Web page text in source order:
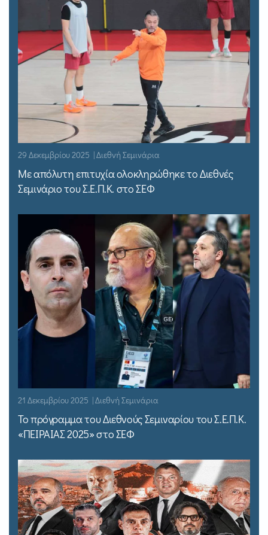
29 Δεκεμβρίου 2025 | Διεθνή Σεμινάρια
Με απόλυτη επιτυχία ολοκληρώθηκε το Διεθνές
Σεμινάριο του Σ.Ε.Π.Κ. στο ΣΕΦ
21 Δεκεμβρίου 2025 | Διεθνή Σεμινάρια
Το πρόγραμμα του Διεθνούς Σεμιναρίου του Σ.Ε.Π.Κ.
«ΠΕΙΡΑΙΑΣ 2025» στο ΣΕΦ